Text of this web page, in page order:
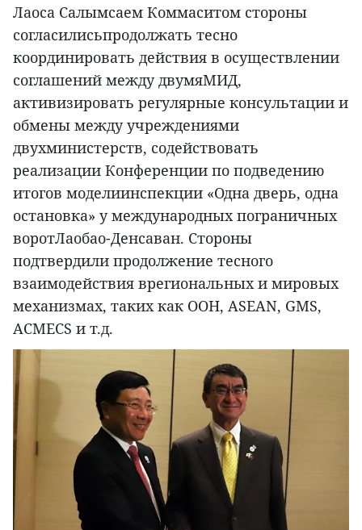
Лаоса Салымсаем Коммаситом стороны
согласилисьпродолжать тесно
координировать действия в осуществлении
соглашений между двумяМИД,
активизировать регулярные консультации и
обмены между учреждениями
двухминистерств, содействовать
реализации Конференции по подведению
итогов моделиинспекции «Одна дверь, одна
остановка» у международных пограничных
воротЛаобао-Денсаван. Стороны
подтвердили продолжение тесного
взаимодействия врегиональных и мировых
механизмах, таких как ООН, ASEAN, GMS,
ACMECS и т.д.